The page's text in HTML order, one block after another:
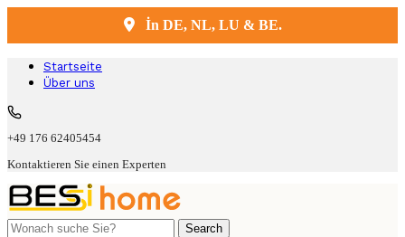
Kostenlose Lieferung und Montage
İn DE, NL, LU & BE.
Startseite
Über uns
+49 176 62405454
Kontaktieren Sie einen Experten
Search